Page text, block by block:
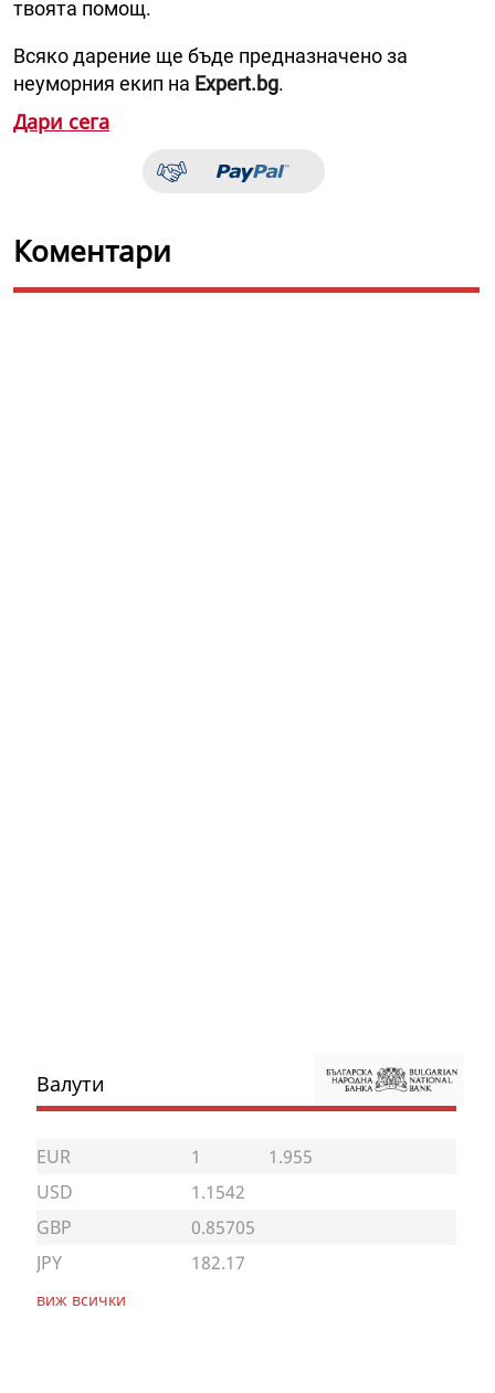
твоята помощ.
Всяко дарение ще бъде предназначено за
неуморния екип на Expert.bg.
Дари сега
Коментари
Валути
EUR 1
1.955
USD
1.1542
GBP
0.85705
JPY
182.17
виж всички